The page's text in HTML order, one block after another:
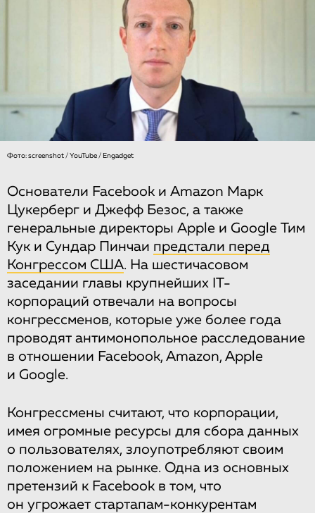
Фото: screenshot / YouTube / Engadget
Основатели Facebook и Amazon Марк
Цукерберг и Джефф Безос, а также
генеральные директоры Apple и Google Тим
Кук и Сундар Пинчаи предстали перед
Конгрессом США. На шестичасовом
заседании главы крупнейших IT-
корпораций отвечали на вопросы
конгрессменов, которые уже более года
проводят антимонопольное расследование
в отношении Facebook, Amazon, Apple
и Google.
Конгрессмены считают, что корпорации,
имея огромные ресурсы для сбора данных
о пользователях, злоупотребляют своим
положением на рынке. Одна из основных
претензий к Facebook в том, что
он угрожает стартапам-конкурентам